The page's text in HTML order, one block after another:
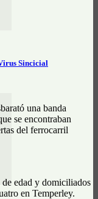
Sincicial
una banda
se encontraban
del ferrocarril
edad y domiciliados
en Temperley.